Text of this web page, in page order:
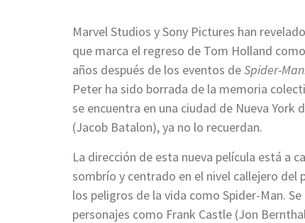
Marvel Studios y Sony Pictures han
que marca el regreso de Tom Holland
años después de los eventos deSpider-
Peter ha sido borrada de la memoria
se encuentra en una ciudad de Nueva York
(Jacob Batalon), ya no lo recuerdan.
La dirección de esta nueva película está a
sombrío y centrado en el nivel callejero
los peligros de la vida como Spider-Man.
personajes como Frank Castle (Jon